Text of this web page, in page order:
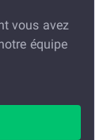
vous avez
équipe